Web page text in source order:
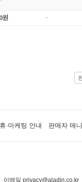
원 -
·마케팅 안내 판매자 매
이메일 privacy@aladin.co.kr